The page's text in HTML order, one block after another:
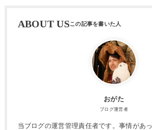
ABOUT US
おがた
ブログ運営者
当ブログの運営管理責任者です。事情があ